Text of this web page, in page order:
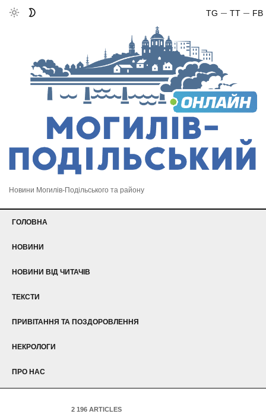
FB
TT
TG
Новини Могилів-Подільського та району
ГОЛОВНА
НОВИНИ
НОВИНИ ВІД ЧИТАЧІВ
ТЕКСТИ
ПРИВІТАННЯ ТА ПОЗДОРОВЛЕННЯ
НЕКРОЛОГИ
ПРО НАС
2 196 ARTICLES